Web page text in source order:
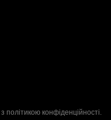
політикою конфіденційності.